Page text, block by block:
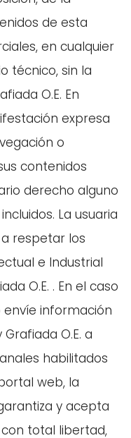
de esta
en cualquier
técnico, sin la
O.E. En
expresa
o
contenidos
derecho alguno
La usuaria
respetar los
e Industrial
O.E. . En el caso
envíe información
O.E. a
habilitados
web, la
y acepta
total libertad,